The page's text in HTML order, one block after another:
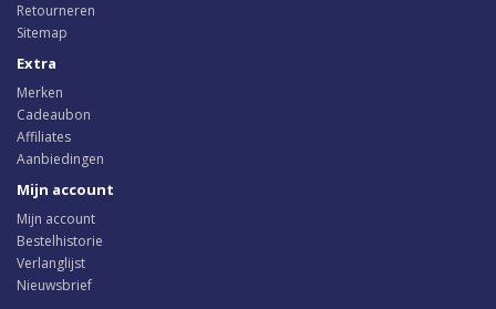
Retourneren
Sitemap
Extra
Merken
Cadeaubon
Affiliates
Aanbiedingen
Mijn account
Mijn account
Bestelhistorie
Verlanglijst
Nieuwsbrief